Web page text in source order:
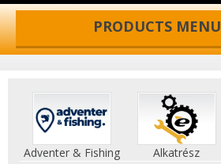
PRODUCTS MENU
Adventer & Fishing Alkatrész